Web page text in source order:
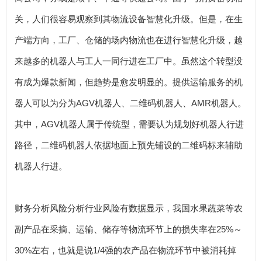
关，人们很容易观察到其物流设备智慧化升级。但是，在生
产端方向，工厂、仓储的场内物流也在进行智慧化升级，越
来越多的机器人与工人一同行进在工厂中。虽然这个转型没
有成为爆款新闻，但趋势是愈发明显的。提供运输服务的机
器人可以为分为AGV机器人、二维码机器人、AMR机器人。
其中，AGV机器人属于传统型，需要认为规划好机器人行进
路径，二维码机器人依据地面上预先铺设的二维码标来辅助
机器人行进。
财务分析风险分析行业风险有数据显示，我国水果蔬菜等农
副产品在采摘、运输、储存等物流环节上的损失率在25%～
30%左右，也就是说1/4强的农产品在物流环节中被消耗掉